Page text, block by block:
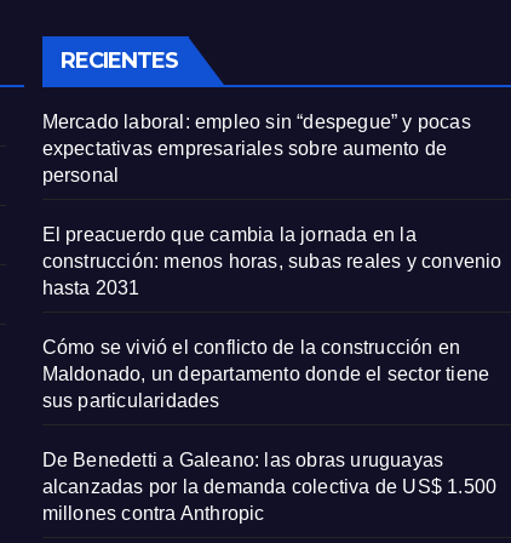
RECIENTES
Mercado laboral: empleo sin “despegue” y pocas
expectativas empresariales sobre aumento de
personal
El preacuerdo que cambia la jornada en la
construcción: menos horas, subas reales y convenio
hasta 2031
Cómo se vivió el conflicto de la construcción en
Maldonado, un departamento donde el sector tiene
sus particularidades
De Benedetti a Galeano: las obras uruguayas
alcanzadas por la demanda colectiva de US$ 1.500
millones contra Anthropic